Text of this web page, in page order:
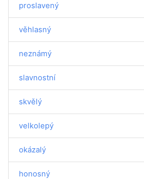
proslavený
věhlasný
neznámý
slavnostní
skvělý
velkolepý
okázalý
honosný